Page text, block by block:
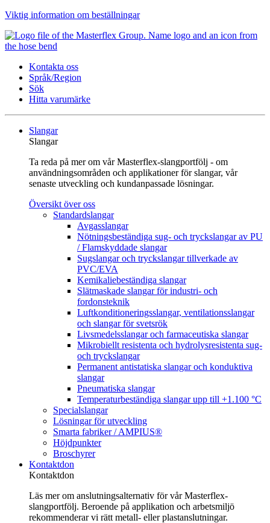
Viktig information om beställningar
Kontakta oss
Språk/Region
Sök
Hitta varumärke
Slangar
Slangar
Ta reda på mer om vår Masterflex-slangportfölj - om
användningsområden och applikationer för slangar, vår
senaste utveckling och kundanpassade lösningar.
Översikt över oss
Standardslangar
Avgasslangar
Nötningsbeständiga sug- och tryckslangar av PU
/ Flamskyddade slangar
Sugslangar och tryckslangar tillverkade av
PVC/EVA
Kemikaliebeständiga slangar
Slätmaskade slangar för industri- och
fordonsteknik
Luftkonditioneringsslangar, ventilationsslangar
och slangar för svetsrök
Livsmedelsslangar och farmaceutiska slangar
Mikrobiellt resistenta och hydrolysresistenta sug-
och tryckslangar
Permanent antistatiska slangar och konduktiva
slangar
Pneumatiska slangar
Temperaturbeständiga slangar upp till +1.100 °C
Specialslangar
Lösningar för utveckling
Smarta fabriker / AMPIUS®
Höjdpunkter
Broschyrer
Kontaktdon
Kontaktdon
Läs mer om anslutningsalternativ för vår Masterflex-
slangportfölj. Beroende på applikation och arbetsmiljö
rekommenderar vi rätt metall- eller plastanslutningar.